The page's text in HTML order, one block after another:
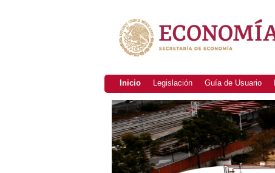
Inicio Legislación Guía de Usuario